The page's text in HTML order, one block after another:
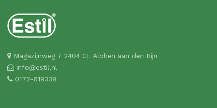
Magazijnweg 7 2404 CE Alphen aan den Rijn
info@estil.nl
0172-619338